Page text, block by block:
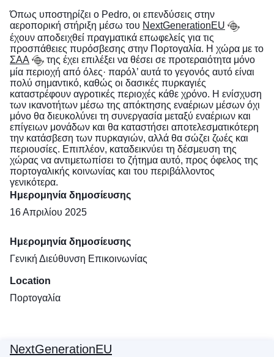
Όπως υποστηρίζει ο Pedro, οι επενδύσεις στην
αεροπορική στήριξη μέσω του NextGenerationEU
έχουν αποδειχθεί πραγματικά επωφελείς για τις
προσπάθειες πυρόσβεσης στην Πορτογαλία. Η χώρα με το
ΣΑΑ
της έχει επιλέξει να θέσει σε προτεραιότητα μόνο
μία περιοχή από όλες· παρόλ’ αυτά το γεγονός αυτό είναι
πολύ σημαντικό, καθώς οι δασικές πυρκαγιές
καταστρέφουν αγροτικές περιοχές κάθε χρόνο. Η ενίσχυση
των ικανοτήτων μέσω της απόκτησης εναέριων μέσων όχι
μόνο θα διευκολύνει τη συνεργασία μεταξύ εναέριων και
επίγειων μονάδων και θα καταστήσει αποτελεσματικότερη
την κατάσβεση των πυρκαγιών, αλλά θα σώζει ζωές και
περιουσίες. Επιπλέον, καταδεικνύει τη δέσμευση της
χώρας να αντιμετωπίσει το ζήτημα αυτό, προς όφελος της
πορτογαλικής κοινωνίας και του περιβάλλοντος
γενικότερα.
Ημερομηνία δημοσίευσης
16 Απριλίου 2025
Ημερομηνία δημοσίευσης
Γενική Διεύθυνση Επικοινωνίας
Location
Πορτογαλία
NextGenerationEU